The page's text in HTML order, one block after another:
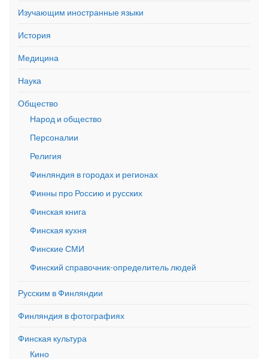
Изучающим иностранные языки
История
Медицина
Наука
Общество
Народ и общество
Персоналии
Религия
Финляндия в городах и регионах
Финны про Россию и русских
Финская книга
Финская кухня
Финские СМИ
Финский справочник-определитель людей
Русским в Финляндии
Финляндия в фотографиях
Финская культура
Кино